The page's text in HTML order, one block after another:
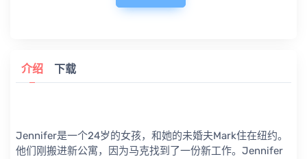
介绍 下载
Jennifer是一个24岁的女孩，和她的未婚夫Mark住在纽约。
他们刚搬进新公寓，因为马克找到了一份新工作。Jennifer